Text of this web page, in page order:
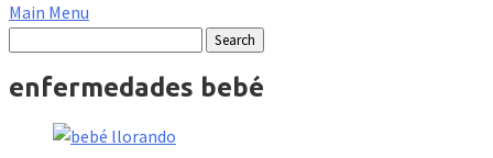
Main Menu
enfermedades bebé